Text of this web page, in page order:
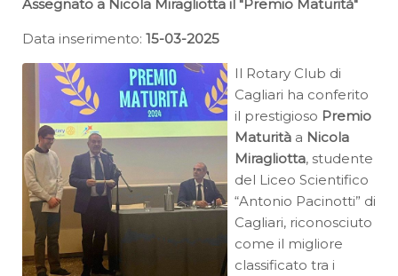
Assegnato a Nicola Miragliotta il "Premio Maturità"
Data inserimento: 15-03-2025
Il Rotary Club di
Cagliari ha conferito
il prestigioso Premio
Maturitàa Nicola
Miragliotta, studente
del Liceo Scientifico
“Antonio Pacinotti” di
Cagliari, riconosciuto
come il migliore
classificato tra i